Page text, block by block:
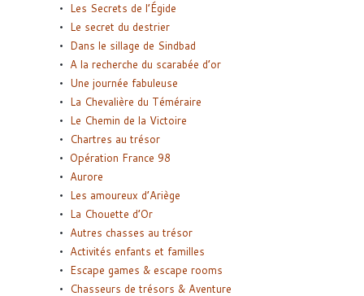
Les Secrets de l’Égide
Le secret du destrier
Dans le sillage de Sindbad
A la recherche du scarabée d’or
Une journée fabuleuse
La Chevalière du Téméraire
Le Chemin de la Victoire
Chartres au trésor
Opération France 98
Aurore
Les amoureux d’Ariège
La Chouette d’Or
Autres chasses au trésor
Activités enfants et familles
Escape games & escape rooms
Chasseurs de trésors & Aventure